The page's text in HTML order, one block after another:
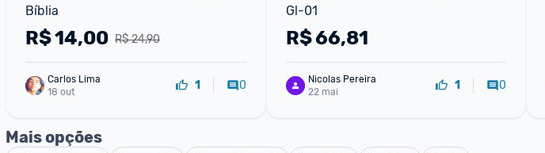
Bíblia
R$ 24,90
R$14,00
Carlos Lima
18 out
1 0
Gl-01
R$66,81
Nicolas Pereira
22 mai
1 0
Mais opções